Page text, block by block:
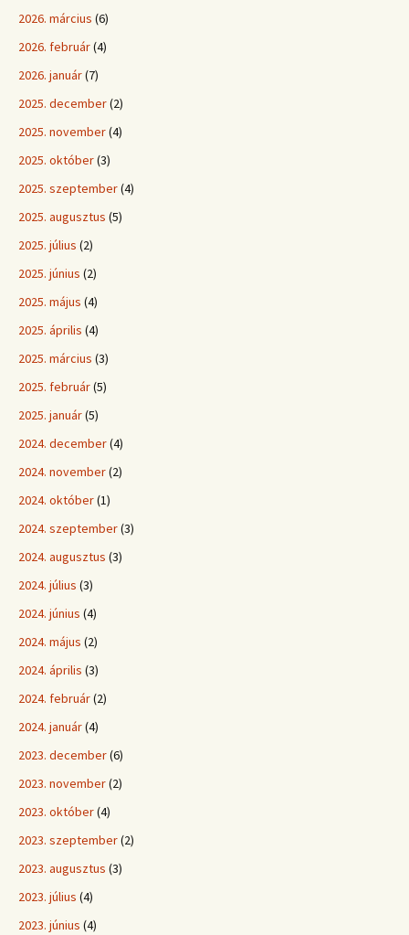
2026. március (6)
2026. február(4)
2026. január(7)
2025. december(2)
2025. november(4)
2025. október(3)
2025. szeptember(4)
2025. augusztus (5)
2025. július (2)
2025. június (2)
2025. május (4)
2025. április (4)
2025. március (3)
2025. február(5)
2025. január(5)
2024. december(4)
2024. november(2)
2024. október(1)
2024. szeptember(3)
2024. augusztus (3)
2024. július (3)
2024. június (4)
2024. május (2)
2024. április (3)
2024. február(2)
2024. január(4)
2023. december(6)
2023. november(2)
2023. október(4)
2023. szeptember(2)
2023. augusztus (3)
2023. július (4)
2023. június (4)